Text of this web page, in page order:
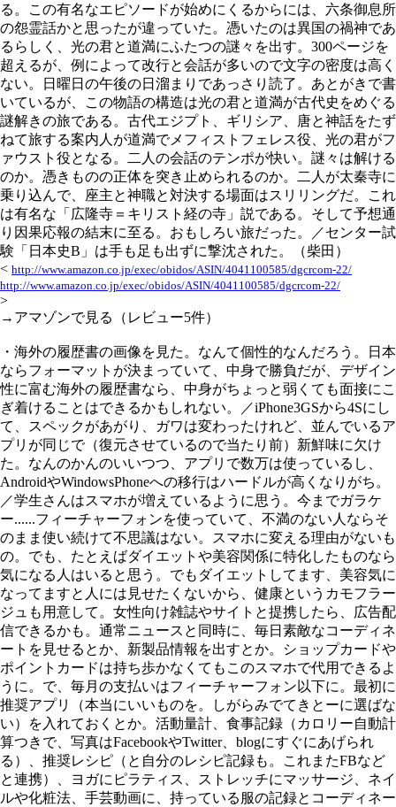
る。この有名なエピソードが始めにくるからには、六条御息所
の怨霊話かと思ったが違っていた。憑いたのは異国の禍神であ
るらしく、光の君と道満にふたつの謎々を出す。300ページを
超えるが、例によって改行と会話が多いので文字の密度は高く
ない。日曜日の午後の日溜まりであっさり読了。あとがきで書
いているが、この物語の構造は光の君と道満が古代史をめぐる
謎解きの旅である。古代エジプト、ギリシア、唐と神話をたず
ねて旅する案内人が道満でメフィストフェレス役、光の君がフ
ァウスト役となる。二人の会話のテンポが快い。謎々は解ける
のか。憑きものの正体を突き止められるのか。二人が太秦寺に
乗り込んで、座主と神職と対決する場面はスリリングだ。これ
は有名な「広隆寺＝キリスト経の寺」説である。そして予想通
り因果応報の結末に至る。おもしろい旅だった。／センター試
験「日本史B」は手も足も出ずに撃沈された。（柴田）
< http://www.amazon.co.jp/exec/obidos/ASIN/4041100585/dgcrcom-22/
http://www.amazon.co.jp/exec/obidos/ASIN/4041100585/dgcrcom-22/
>
→アマゾンで見る（レビュー5件）
・海外の履歴書の画像を見た。なんて個性的なんだろう。日本
ならフォーマットが決まっていて、中身で勝負だが、デザイン
性に富む海外の履歴書なら、中身がちょっと弱くても面接にこ
ぎ着けることはできるかもしれない。／iPhone3GSから4Sにし
て、スペックがあがり、ガワは変わったけれど、並んでいるア
プリが同じで（復元させているので当たり前）新鮮味に欠け
た。なんのかんのいいつつ、アプリで数万は使っているし、
AndroidやWindowsPhoneへの移行はハードルが高くなりがち。
／学生さんはスマホが増えているように思う。今までガラケ
ー......フィーチャーフォンを使っていて、不満のない人ならそ
のまま使い続けて不思議はない。スマホに変える理由がないも
の。でも、たとえばダイエットや美容関係に特化したものなら
気になる人はいると思う。でもダイエットしてます、美容気に
なってますと人には見せたくないから、健康というカモフラー
ジュも用意して。女性向け雑誌やサイトと提携したら、広告配
信できるかも。通常ニュースと同時に、毎日素敵なコーディネ
ートを見せるとか、新製品情報を出すとか。ショップカードや
ポイントカードは持ち歩かなくてもこのスマホで代用できるよ
うに。で、毎月の支払いはフィーチャーフォン以下に。最初に
推奨アプリ（本当にいいものを。しがらみでてきとーに選ばな
い）を入れておくとか。活動量計、食事記録（カロリー自動計
算つきで、写真はFacebookやTwitter、blogにすぐにあげられ
る）、推奨レシピ（と自分のレシピ記録も。これまたFBなど
と連携）、ヨガにピラティス、ストレッチにマッサージ、ネイ
ルや化粧法、手芸動画に、持っている服の記録とコーディネー